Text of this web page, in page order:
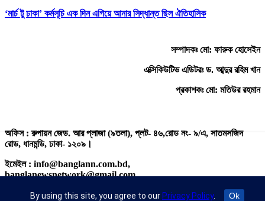
‘মার্চ টু ঢাকা’ কর্মসূচি এক দিন এগিয়ে আনার সিদ্ধান্ত ছিল ঐতিহাসিক
সম্পাদকঃ মো: ফারুক হোসেইন
এক্সিকিউটিভ এডিটরঃ ড. আব্দুর রহিম খান
প্রকাশকঃ মো: মতিউর রহমান
অফিস : রুপায়ন জেড. আর প্লাজা (৯তলা), প্লট- ৪৬,রোড নং- ৯/এ, সাতমসজিদ
রোড, ধানমন্ডি, ঢাকা- ১২০৯।
ইমেইল : info@banglann.com.bd,
banglanewsnetwork@gmail.com
মোবাইল : +৮৮ ০২ ২২২২৪৬৯১৮, ০২২২২২৪৬৪৪৯
By using this site, you agree to our Privacy Policy. Ok